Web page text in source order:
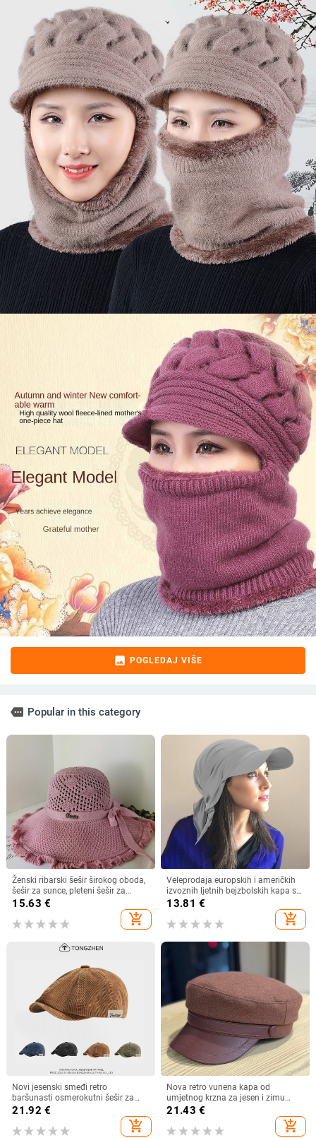
image POGLEDAJ VIŠE
more Popular in this category
Ženski ribarski šešir širokog oboda,
šešir za sunce, pleteni šešir za
sunce, šešir za odmor na plaži, šešir
15.63 €
add_shopping_cart
Veleprodaja europskih i američkih
izvoznih ljetnih bejzbolskih kapa s
vezicom na leđima, vanjski šešir,
13.81 €
add_shopping_cart
Novi jesenski smeđi retro
baršunasti osmerokutni šešir za
muškarce i žene, nošen unatrag s
beretkom, univerzalni šešir u jednoj
boji za jesen i zimu
21.92 €
add_shopping_cart
Nova retro vunena kapa od
umjetnog krzna za jesen i zimu
2025. za žene, britanski
osmerokutni ravni cilindar za
književna putovanja
21.43 €
add_shopping_cart